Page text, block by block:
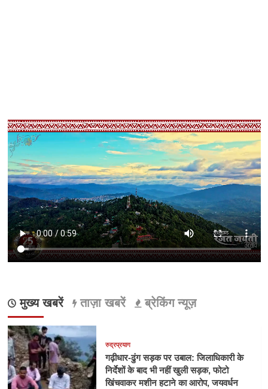
मुख्य खबरें ताज़ा खबरें ब्रेकिंग न्यूज़
रुद्रप्रयाग
गढ़ीधार-ढुंग सड़क पर उबाल: जिलाधिकारी के
निर्देशों के बाद भी नहीं खुली सड़क, फोटो
खिंचवाकर मशीन हटाने का आरोप, जयवर्धन